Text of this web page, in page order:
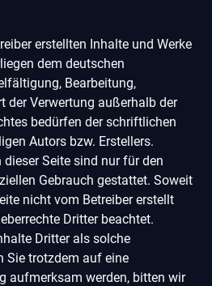
erstellten Inhalte und Werke
dem deutschen
Bearbeitung,
der Verwertung außerhalb der
bedürfen der schriftlichen
Autors bzw. Erstellers.
Seite sind nur für den
Gebrauch gestattet. Soweit
nicht vom Betreiber erstellt
Dritter beachtet.
Dritter als solche
Sie trotzdem auf eine
aufmerksam werden, bitten wir